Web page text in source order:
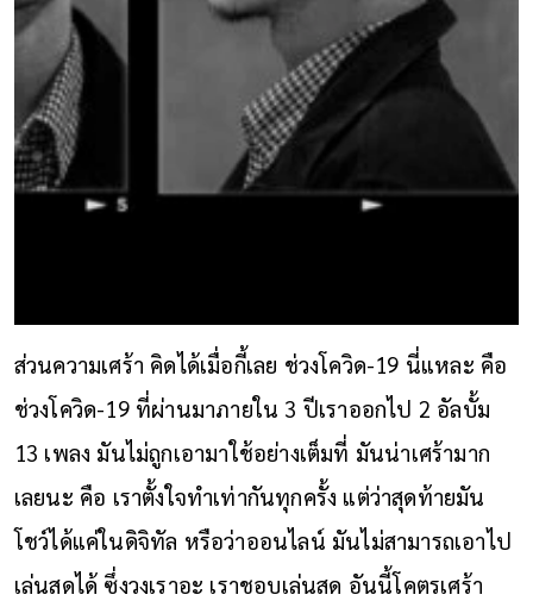
ส่วนความเศร้า คิดได้เมื่อกี้เลย ช่วงโควิด-19 นี่แหละ คือ
ช่วงโควิด-19 ที่ผ่านมาภายใน 3 ปีเราออกไป 2 อัลบั้ม
13 เพลง มันไม่ถูกเอามาใช้อย่างเต็มที่ มันน่าเศร้ามาก
เลยนะ คือ เราตั้งใจทำเท่ากันทุกครั้ง แต่ว่าสุดท้ายมัน
โชว์ได้แค่ในดิจิทัล หรือว่าออนไลน์ มันไม่สามารถเอาไป
เล่นสดได้ ซึ่งวงเราอะ เราชอบเล่นสด อันนี้โคตรเศร้า